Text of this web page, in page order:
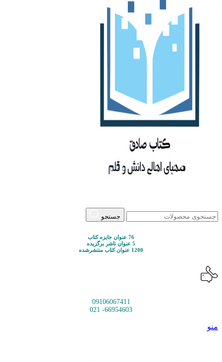
جستجو
76 عنوان جایزه کتاب
5 عنوان ناشر برگزیده
1200 عنوان کتاب منتشرشده
09106067411
66954603- 021
منو